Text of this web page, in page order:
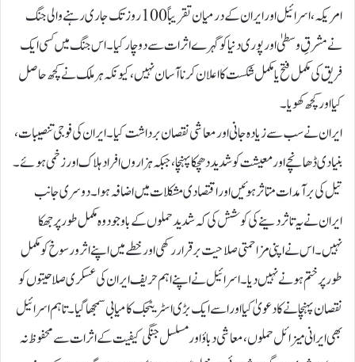
امریکہ، اسرائیل اور ایران کے درمیان تقریباً 100 روز تک جاری رہنے والی جنگ
نے مشرقِ وسطیٰ اور پوری دنیا کو گہرے اثرات سے دوچار کیا۔ اس جنگ میں کسی ایک
فریق کی مکمل فتح یا مکمل شکست کا اعلان کرنا آسان نہیں، کیونکہ ہر ملک نے کچھ حاصل
کیا اور کچھ کھویا۔
ایران نے سب سے زیادہ جانی اور معاشی نقصان برداشت کیا۔ ایران کی فوجی تنصیبات،
بنیادی ڈھانچے اور معیشت کو شدید دھچکا پہنچا، جبکہ ہزاروں افراد ہلاک اور زخمی ہوئے۔
تیل کی برآمدات متاثر ہوئیں اور اقتصادی مشکلات میں اضافہ ہوا۔دوسری جانب
ایران نے یہ تاثر دینے کی کوشش کی کہ شدید حملوں کے باوجود وہ مکمل طور پر جھکا
نہیں۔ اس نے اپنی مزاحمتی صلاحیت برقرار رکھی اور خطے میں اپنے اثر و رسوخ کو مکمل
طور پر ختم ہونے نہیں دیا۔اسرائیل نے اپنے اہم حریف ایران کی عسکری صلاحیتوں کو
نقصان پہنچانے کا دعویٰ کیا اور اسے ایک بڑی اسٹریٹجک کامیابی سمجھا گیا۔تاہم اسرائیل
بھی ایرانی میزائل حملوں، معاشی دباؤ اور مسلسل جنگی کیفیت کے اثرات سے محفوظ نہ